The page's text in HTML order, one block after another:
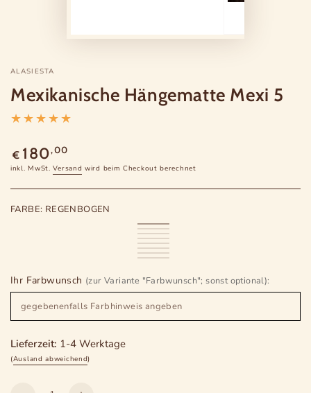
ALASIESTA
Mexikanische Hängematte Mexi 5
Regulärer
Preis
€ 180,00
inkl. MwSt.Versand wird beim Checkout berechnet
FARBE: REGENBOGEN
Regenbogen
Variante
ausverkauft
oder
nicht
Natur
Variante
ausverkauft
oder
nicht
Dunkelblau
Variante
ausverkauft
oder
verfügbar
Blau/Hellblau
gestreift
Variante
ausverkauft
oder
verfügbar
Dunkelgrün
Variante
ausverkauft
nicht
verfügbar
Hellgrün/Dunkelgrün
gestreift
Variante
ausverkauft
nicht
verfügbar
Orange
Variante
oder
nicht
verfügbar
Farbwunsch
Variante
oder
nicht
verfügbar
Ihr Farbwunsch (zur Variante "Farbwunsch"; sonst optional):
Lieferzeit: 1-4 Werktage
(Ausland abweichend)